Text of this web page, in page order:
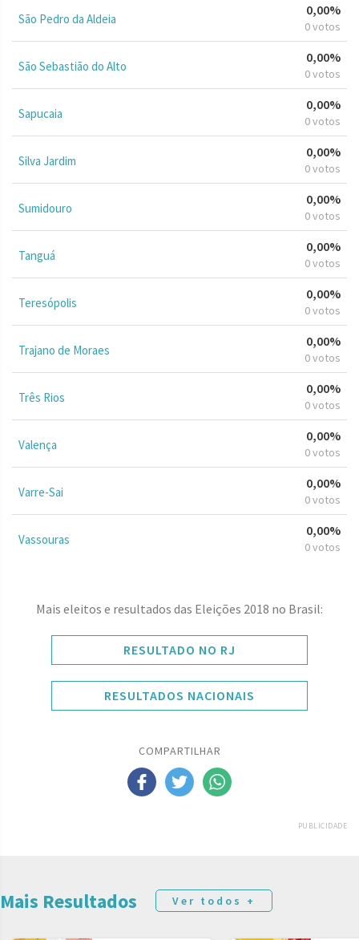
São Pedro da Aldeia
0,00%
0 votos
São Sebastião do Alto
0,00%
0 votos
Sapucaia
0,00%
0 votos
Silva Jardim
0,00%
0 votos
Sumidouro
0,00%
0 votos
Tanguá
0,00%
0 votos
Teresópolis
0,00%
0 votos
Trajano de Moraes
0,00%
0 votos
Três Rios
0,00%
0 votos
Valença
0,00%
0 votos
Varre-Sai
0,00%
0 votos
Vassouras
0,00%
0 votos
Mais eleitos e resultados das Eleições 2018 no Brasil:
RESULTADO NO RJ
RESULTADOS NACIONAIS
COMPARTILHAR
PUBLICIDADE
Mais Resultados Ver todos +